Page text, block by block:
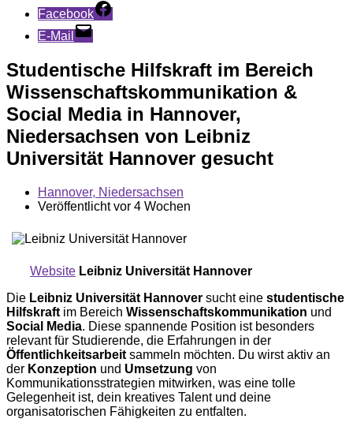
Facebook
E-Mail
Studentische Hilfskraft im Bereich
Wissenschaftskommunikation &
Social Media in Hannover,
Niedersachsen von Leibniz
Universität Hannover gesucht
Hannover, Niedersachsen
Veröffentlicht vor 4 Wochen
Website Leibniz Universität Hannover
Die Leibniz Universität Hannover sucht eine studentische
Hilfskraft im Bereich Wissenschaftskommunikation und
Social Media. Diese spannende Position ist besonders
relevant für Studierende, die Erfahrungen in der
Öffentlichkeitsarbeit sammeln möchten. Du wirst aktiv an
der Konzeption und Umsetzung von
Kommunikationsstrategien mitwirken, was eine tolle
Gelegenheit ist, dein kreatives Talent und deine
organisatorischen Fähigkeiten zu entfalten.